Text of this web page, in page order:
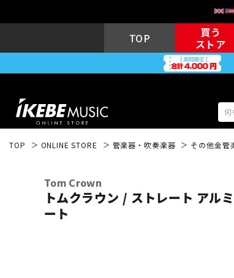
TOP
買う
ストア
TOP ONLINE STORE 管楽器・吹奏楽器 その他金管
Tom Crown
トムクラウン / ストレート アル
ート